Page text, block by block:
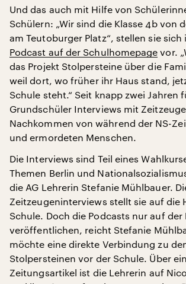
Und das auch mit Hilfe von
Schülern: „Wir sind die Klasse 4b von
am Teutoburger Platz“, stellen sie sich
Podcast auf der Schulhomepage vor.
das Projekt Stolpersteine über die
weil dort, wo früher ihr Haus stand,
Schule steht.“ Seit knapp zwei Jahren
Grundschüler Interviews mit
Nachkommen von während der NS-
und ermordeten Menschen.
Die Interviews sind Teil eines
Themen Berlin und
die AG Lehrerin Stefanie Mühlbauer.
Zeitzeugeninterviews stellt sie auf die
Schule. Doch die Podcasts nur auf der
veröffentlichen, reicht Stefanie
möchte eine direkte Verbindung zu
Stolpersteinen vor der Schule. Über
Zeitungsartikel ist die Lehrerin auf